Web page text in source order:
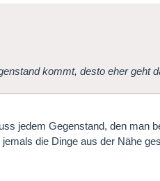
kommt, desto eher geht
jedem Gegenstand, den man
die Dinge aus der Nähe